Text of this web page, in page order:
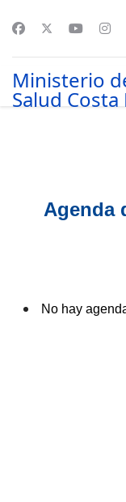
Ministerio
Salud Costa
Agenda
No hay